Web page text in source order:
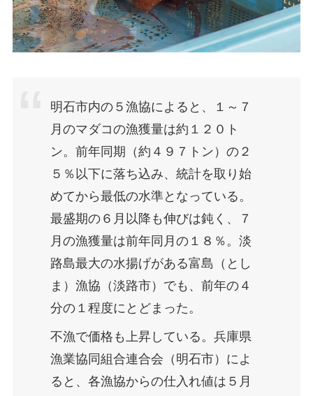
明石市内の５漁協によると、１～７
月のマダコの漁獲量は約１２０ト
ン。前年同期（約４９７トン）の２
５％以下に落ち込み、統計を取り始
めてから最低の水準となっている。
最盛期の６月以降も伸びは鈍く、７
月の漁獲量は前年同月の１８％。淡
路島最大の水揚げがある富島（とし
ま）漁協（淡路市）でも、前年の４
分の１程度にとどまった。
不漁で価格も上昇している。兵庫県
漁業協同組合連合会（明石市）によ
ると、各漁協からの仕入れ値は５月